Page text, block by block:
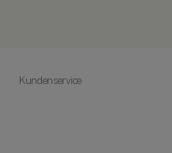
Kundenservice